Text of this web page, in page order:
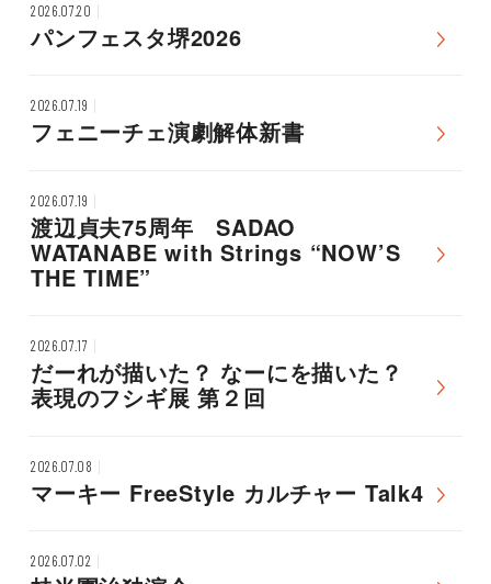
2026.07.20
パンフェスタ堺2026
2026.07.19
フェニーチェ演劇解体新書
2026.07.19
渡辺貞夫75周年 SADAO
WATANABE with Strings “NOW’S
THE TIME”
2026.07.17
だーれが描いた？ なーにを描いた？
表現のフシギ展 第２回
2026.07.08
マーキー FreeStyle カルチャー Talk4
2026.07.02